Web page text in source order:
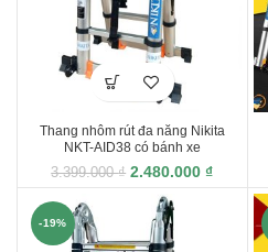
Thang nhôm rút đa năng Nikita
NKT-AID38 có bánh xe
3.399.000₫ 2.480.000 ₫
-19%